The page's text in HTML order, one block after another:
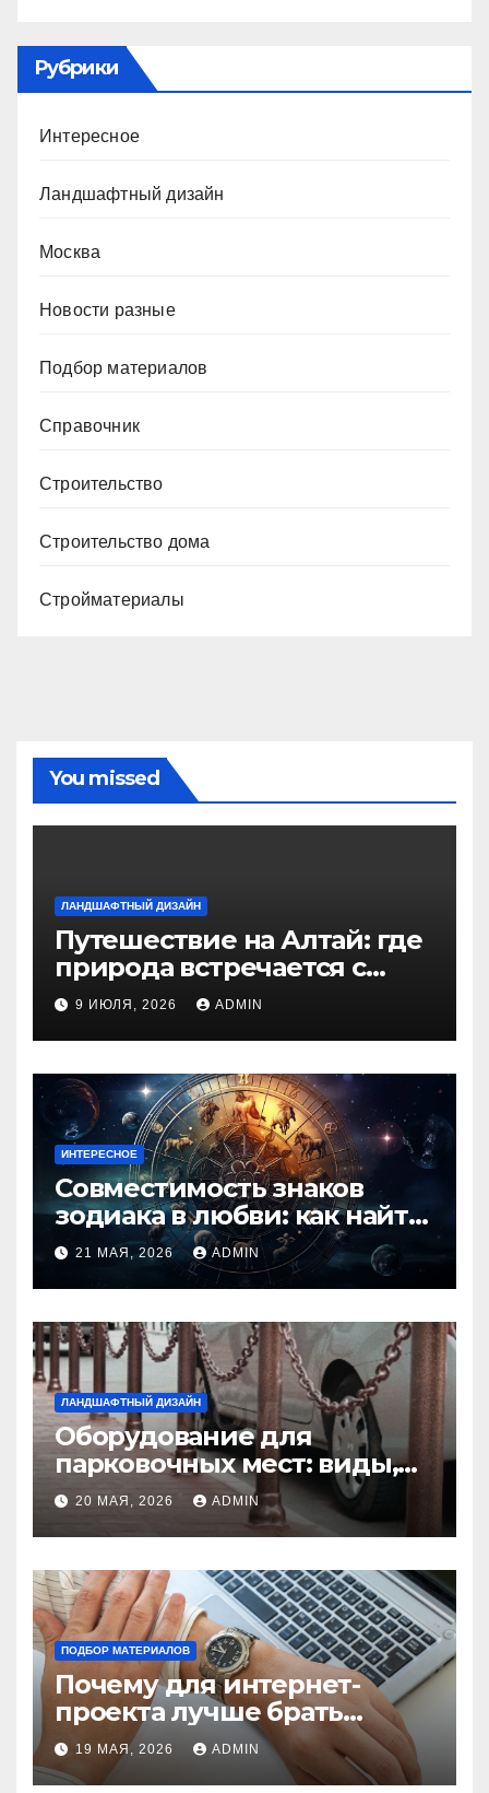
Рубрики
Интересное
Ландшафтный дизайн
Москва
Новости разные
Подбор материалов
Справочник
Строительство
Строительство дома
Стройматериалы
You missed
ЛАНДШАФТНЫЙ ДИЗАЙН
Путешествие на Алтай: где
природа встречается с
духом приключений
9 ИЮЛЯ, 2026 ADMIN
ИНТЕРЕСНОЕ
Совместимость знаков
зодиака в любви: как найти
идеальную пару и
избежать конфликтов
21 МАЯ, 2026 ADMIN
ЛАНДШАФТНЫЙ ДИЗАЙН
Оборудование для
парковочных мест: виды,
функции и нормы
установки
20 МАЯ, 2026 ADMIN
ПОДБОР МАТЕРИАЛОВ
Почему для интернет-
проекта лучше брать
отдельный сервер:
преимущества и ключевые
19 МАЯ, 2026 ADMIN